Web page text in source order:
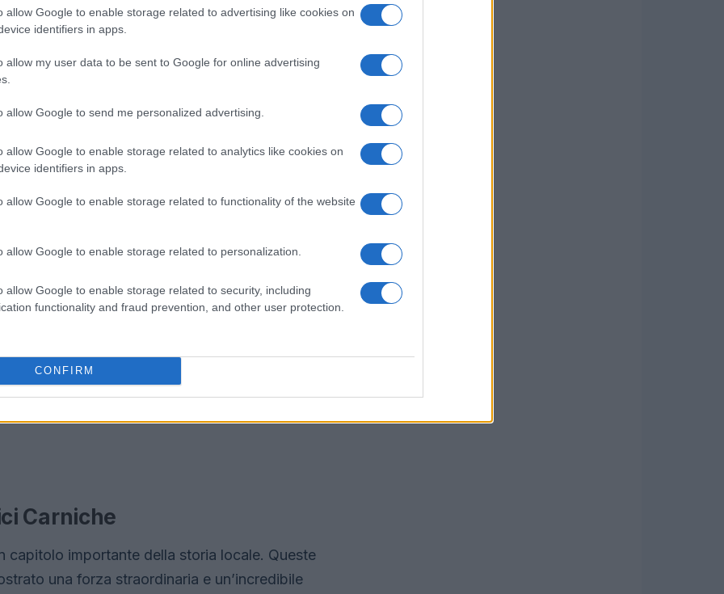
allow Google to enable storage related to advertising like cookies on
identifiers in apps.
allow my user data to be sent to Google for online advertising
allow Google to send me personalized advertising.
allow Google to enable storage related to analytics like cookies on
identifiers in apps.
allow Google to enable storage related to functionality of the website
allow Google to enable storage related to personalization.
allow Google to enable storage related to security, including
functionality and fraud prevention, and other user protection.
CONFIRM
Grande Guerra di Timau, situato lungo la
e offre un ambiente accogliente per i
Carniche
capitolo importante della storia locale. Queste
una forza straordinaria e un’incredibile